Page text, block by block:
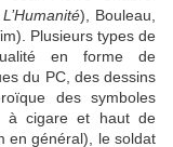
L’Humanité), Bouleau,
Plusieurs types de
en forme de
du PC, des dessins
des symboles
à cigare et haut de
en général), le soldat